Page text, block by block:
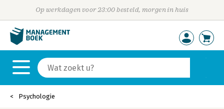
Op werkdagen voor 23:00 besteld, morgen in huis
Psychologie